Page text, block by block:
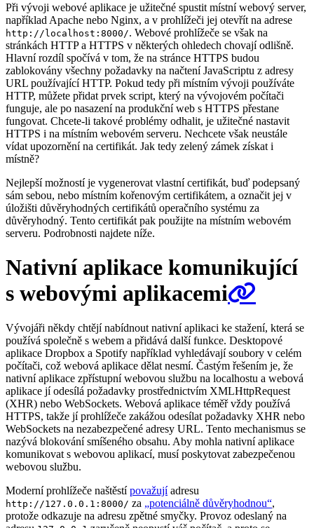
Při vývoji webové aplikace je užitečné spustit místní webový server,
například Apache nebo Nginx, a v prohlížeči jej otevřít na adrese
http://localhost:8000/. Webové prohlížeče se však na
stránkách HTTP a HTTPS v některých ohledech chovají odlišně.
Hlavní rozdíl spočívá v tom, že na stránce HTTPS budou
zablokovány všechny požadavky na načtení JavaScriptu z adresy
URL používající HTTP. Pokud tedy při místním vývoji používáte
HTTP, můžete přidat prvek script, který na vývojovém počítači
funguje, ale po nasazení na produkční web s HTTPS přestane
fungovat. Chcete-li takové problémy odhalit, je užitečné nastavit
HTTPS i na místním webovém serveru. Nechcete však neustále
vídat upozornění na certifikát. Jak tedy zelený zámek získat i
místně?
Nejlepší možností je vygenerovat vlastní certifikát, buď podepsaný
sám sebou, nebo místním kořenovým certifikátem, a označit jej v
úložišti důvěryhodných certifikátů operačního systému za
důvěryhodný. Tento certifikát pak použijte na místním webovém
serveru. Podrobnosti najdete níže.
Nativní aplikace komunikující
s webovými aplikacemi
Vývojáři někdy chtějí nabídnout nativní aplikaci ke stažení, která se
používá společně s webem a přidává další funkce. Desktopové
aplikace Dropbox a Spotify například vyhledávají soubory v celém
počítači, což webová aplikace dělat nesmí. Častým řešením je, že
nativní aplikace zpřístupní webovou službu na localhostu a webová
aplikace jí odesílá požadavky prostřednictvím XMLHttpRequest
(XHR) nebo WebSockets. Webová aplikace téměř vždy používá
HTTPS, takže jí prohlížeče zakážou odesílat požadavky XHR nebo
WebSockets na nezabezpečené adresy URL. Tento mechanismus se
nazývá blokování smíšeného obsahu. Aby mohla nativní aplikace
komunikovat s webovou aplikací, musí poskytovat zabezpečenou
webovou službu.
Moderní prohlížeče naštěstípovažujíadresu
http://127.0.0.1:8000/ za „potenciálně důvěryhodnou“,
protože odkazuje na adresu zpětné smyčky. Provoz odeslaný na